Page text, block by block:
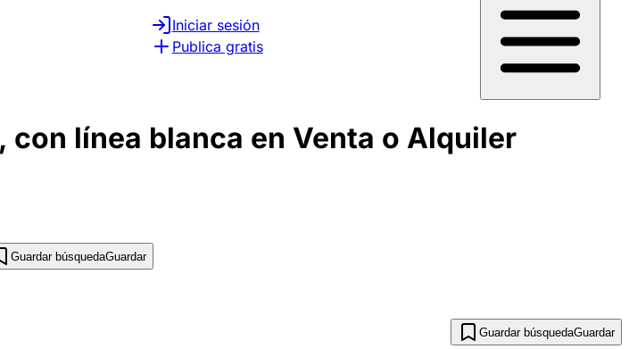
Iniciar sesión
Publica gratis
línea blanca en Venta o Alquiler
Guardar búsquedaGuardar
Guardar búsquedaGuardar